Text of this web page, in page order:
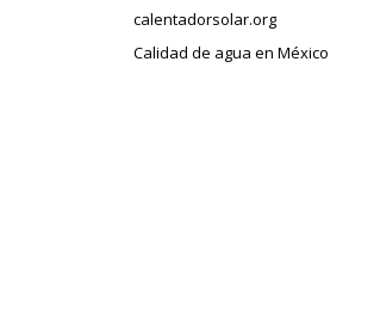
calentadorsolar.org
Calidad de agua en México